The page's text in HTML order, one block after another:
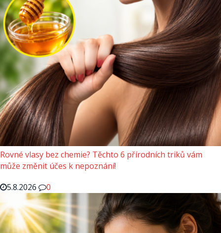
Rovné vlasy bez chemie? Těchto 6 přírodních triků vám
může změnit účes k nepoznání!
5.8.2026
0